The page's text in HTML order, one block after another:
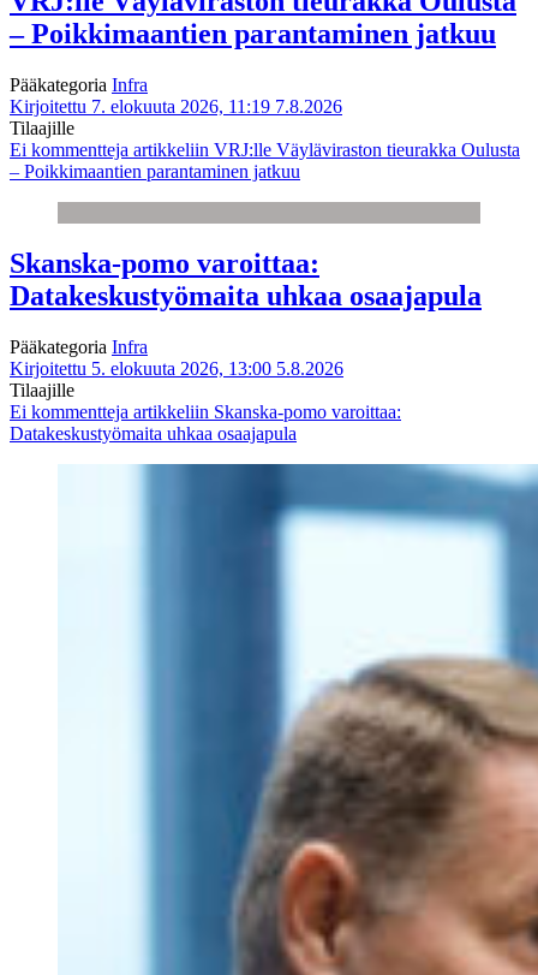
– Poikkimaantien parantaminen jatkuu
Pääkategoria Infra
Kirjoitettu 7. elokuuta 2026, 11:19 7.8.2026
Tilaajille
Ei kommentteja artikkeliin VRJ:lle Väyläviraston tieurakka Oulusta
– Poikkimaantien parantaminen jatkuu
Skanska-pomo varoittaa:
Datakeskustyömaita uhkaa osaajapula
Pääkategoria Infra
Kirjoitettu 5. elokuuta 2026, 13:00 5.8.2026
Tilaajille
Ei kommentteja artikkeliin Skanska-pomo varoittaa:
Datakeskustyömaita uhkaa osaajapula